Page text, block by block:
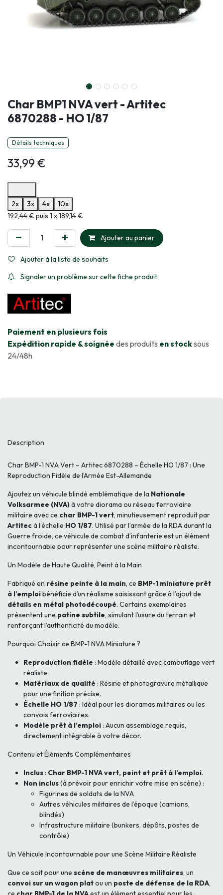
Char BMP1 NVA vert - Artitec
6870288 - HO 1/87
Détails techniques
33,99€
2x
3x 4x
10x
Informations sur le plan de paiement sélectionné
192,44 € puis 1 x 189,14 €
Ajouter au panier
Ajouter à la liste de souhaits
Signaler un problème sur cette fiche produit
​Paiement en plusieurs fois
Expédition rapide & soignée des produits en stocksous
24/48h
Description
Char BMP-1 NVA Vert – Artitec 6870288 – Échelle HO 1/87 : Une
Reproduction Fidèle de l’Armée Est-Allemande
Ajoutez un véhicule blindé emblématique de la Nationale
Volksarmee (NVA)à votre diorama ou réseau ferroviaire
militaire avec ce char BMP-1 vert, minutieusement reproduit par
Artitecà l’échelle HO 1/87. Utilisé par l’armée de la RDA durant la
Guerre froide, ce véhicule de combat d’infanterie est un élément
incontournable pour représenter une scène militaire réaliste.
Un Modèle de Haute Qualité, Peint à la Main
Fabriqué en résine peinte à la main, ce BMP-1 miniature prêt
à l’emploibénéficie d’un réalisme saisissant grâce à l’ajout de
détails en métal photodécoupé. Certains exemplaires
présentent une patine subtile, simulant l’usure du terrain et
renforçant l’authenticité du modèle.
Pourquoi Choisir ce BMP-1 NVA Miniature ?
Reproduction fidèle : Modèle détaillé avec camouflage vert
réaliste.
Matériaux de qualité : Résine et photogravure métallique
pour une finition précise.
Échelle HO 1/87 : Idéal pour les dioramas militaires ou les
convois ferroviaires.
Modèle prêt à l’emploi : Aucun assemblage requis,
directement intégrable à votre décor.
Contenu et Éléments Complémentaires
Inclus : Char BMP-1 NVA vert, peint et prêt à l’emploi.
Non inclus(à prévoir pour enrichir votre mise en scène) :
Figurines de soldats de la NVA
Autres véhicules militaires de l’époque (camions,
blindés)
Infrastructure militaire (bunkers, dépôts, postes de
contrôle)
Un Véhicule Incontournable pour une Scène Militaire Réaliste
Que ce soit pour une scène de manœuvres militaires, un
convoi sur un wagon platou un poste de défense de la RDA,